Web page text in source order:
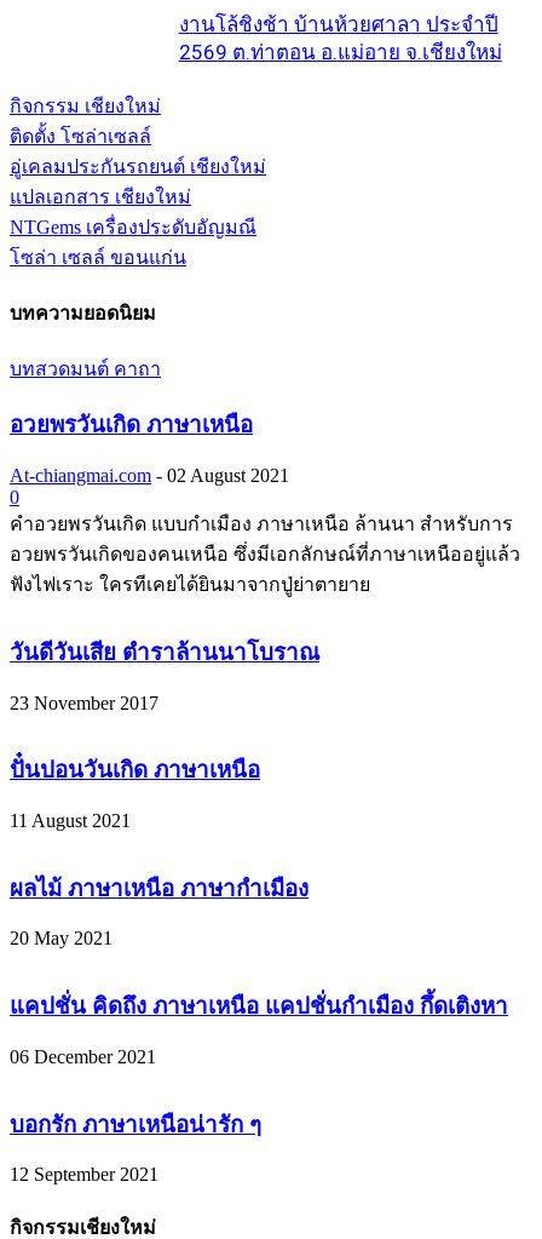
กิจกรรม เชียงใหม่
งานโล้ชิงช้า บ้านห้วยศาลา ประจำปี
2569 ต.ท่าตอน อ.แม่อาย จ.เชียงใหม่
ติดตั้ง โซล่าเซลล์
อู่เคลมประกันรถยนต์ เชียงใหม่
แปลเอกสาร เชียงใหม่
NTGems เครื่องประดับอัญมณี
โซล่า เซลล์ ขอนแก่น
บทความยอดนิยม
บทสวดมนต์ คาถา
อวยพรวันเกิด ภาษาเหนือ
At-chiangmai.com - 02 August 2021
0
คำอวยพรวันเกิด แบบกำเมือง ภาษาเหนือ ล้านนา สำหรับการ
อวยพรวันเกิดของคนเหนือ ซึ่งมีเอกลักษณ์ที่ภาษาเหนืออยู่แล้ว
ฟังไฟเราะ ใครทีเคยได้ยินมาจากปู่ย่าตายาย
วันดีวันเสีย ตำราล้านนาโบราณ
23 November 2017
ปั๋นปอนวันเกิด ภาษาเหนือ
11 August 2021
ผลไม้ ภาษาเหนือ ภาษากำเมือง
20 May 2021
แคปชั่น คิดถึง ภาษาเหนือ แคปชั่นกำเมือง กึ้ดเติงหา
06 December 2021
บอกรัก ภาษาเหนือน่ารัก ๆ
12 September 2021
กิจกรรมเชียงใหม่